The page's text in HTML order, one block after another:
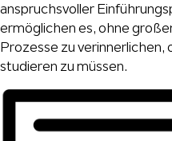
anspruchsvoller
ermöglichen es, ohne
Prozesse zu
studieren zu müssen.